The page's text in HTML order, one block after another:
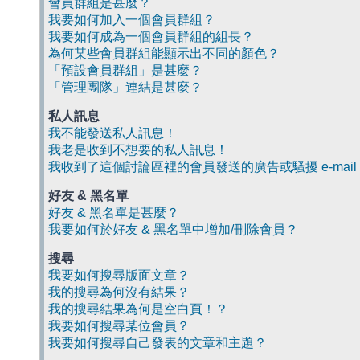
會員群組是甚麼？
我要如何加入一個會員群組？
我要如何成為一個會員群組的組長？
為何某些會員群組能顯示出不同的顏色？
「預設會員群組」是甚麼？
「管理團隊」連結是甚麼？
私人訊息
我不能發送私人訊息！
我老是收到不想要的私人訊息！
我收到了這個討論區裡的會員發送的廣告或騷擾 e-mail
好友 & 黑名單
好友 & 黑名單是甚麼？
我要如何於好友 & 黑名單中增加/刪除會員？
搜尋
我要如何搜尋版面文章？
我的搜尋為何沒有結果？
我的搜尋結果為何是空白頁！？
我要如何搜尋某位會員？
我要如何搜尋自己發表的文章和主題？